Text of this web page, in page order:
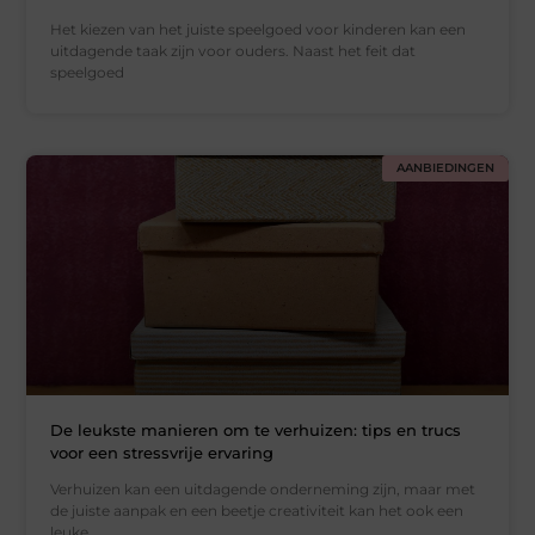
Het kiezen van het juiste speelgoed voor kinderen kan een
uitdagende taak zijn voor ouders. Naast het feit dat
speelgoed
AANBIEDINGEN
De leukste manieren om te verhuizen: tips en trucs
voor een stressvrije ervaring
Verhuizen kan een uitdagende onderneming zijn, maar met
de juiste aanpak en een beetje creativiteit kan het ook een